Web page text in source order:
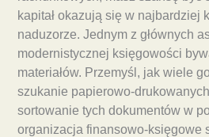
kapitał okazują się w najbardziej
naduzorze. Jednym z głównych
modernistycznej księgowości
materiałów. Przemyśl, jak wiele
szukanie papierowo-
sortowanie tych dokumentów w
organizacja finansowo-księgowe